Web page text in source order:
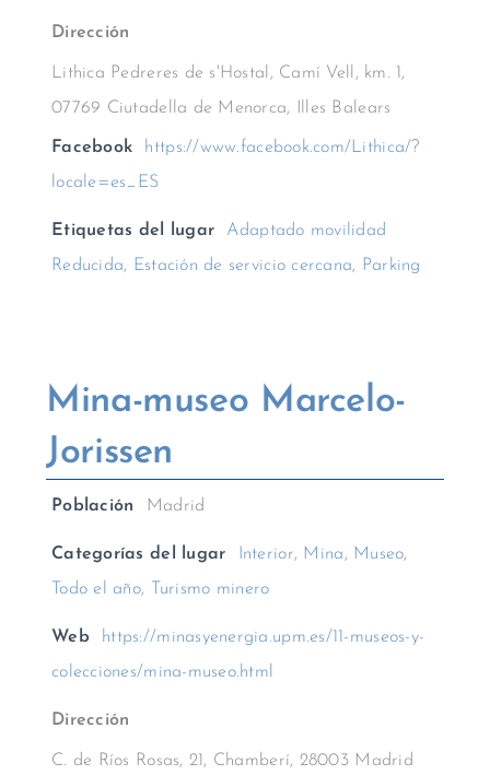
Dirección
Lithica Pedreres de s'Hostal, Camí Vell, km. 1,
07769 Ciutadella de Menorca, Illes Balears
Facebook
https://www.facebook.com/Lithica/?
locale=es_ES
Etiquetas del lugar
Adaptado movilidad
Reducida, Estación de servicio cercana, Parking
Mina-museo Marcelo-
Jorissen
Población Madrid
Categorías del lugar Interior, Mina, Museo,
Todo el año, Turismo minero
Web
https://minasyenergia.upm.es/11-museos-y-
colecciones/mina-museo.html
Dirección
C. de Ríos Rosas, 21, Chamberí, 28003 Madrid